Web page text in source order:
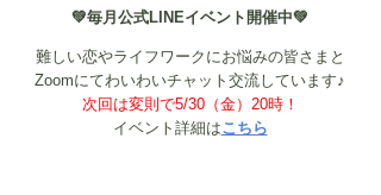
💚毎月公式LINEイベント開催中💚
難しい恋やライフワークにお悩みの皆さまと
Zoomにてわいわいチャット交流しています♪
次回は変則で5/30（金）20時！
イベント詳細はこちら